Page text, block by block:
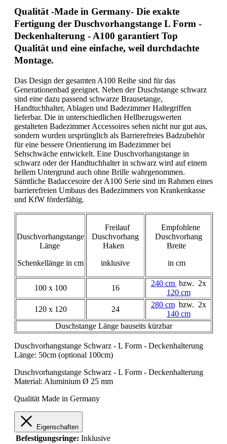
Qualität -Made in Germany- Die exakte
Fertigung der Duschvorhangstange L Form -
Deckenhalterung - A100 garantiert Top
Qualität und eine einfache, weil durchdachte
Montage.
Das Design der gesamten A100 Reihe sind für das
Generationenbad geeignet. Neben der Duschstange schwarz
sind eine dazu passend schwarze Brausetange,
Handtuchhalter, Ablagen und Badezimmer Haltegriffen
lieferbar. Die in unterschiedlichen Hellbezugswerten
gestalteten Badezimmer Accessoires sehen nicht nur gut aus,
sondern wurden ursprünglich als Barrierefreies Badzubehör
für eine bessere Orientierung im Badezimmer bei
Sehschwäche entwickelt. Eine Duschvorhangstange in
schwarz oder der Handtuchhalter in schwarz wird auf einem
hellem Untergrund auch ohne Brille wahrgenommen.
Sämtliche Badaccesoire der A100 Serie sind im Rahmen eines
barrierefreien Umbaus des Badezimmers von Krankenkasse
und KfW förderfähig.
Duschvorhangstange
Länge
Schenkellänge in cm
Freilauf
Duschvorhang
Haken
inklusive
Empfohlene
Duschvorhang
Breite
in cm
100 x 100 16
240 cm bzw. 2x
120 cm
120 x 120
24
280 cmbzw. 2x
140 cm
Duschstange Länge bauseits kürzbar
Duschvorhangstange Schwarz - L Form - Deckenhalterung
Länge: 50cm (optional 100cm)
Duschvorhangstange Schwarz - L Form - Deckenhalterung
Material: Aluminium Ø 25 mm
Qualität Made in Germany
Eigenschaften
Befestigungsringe: Inklusive